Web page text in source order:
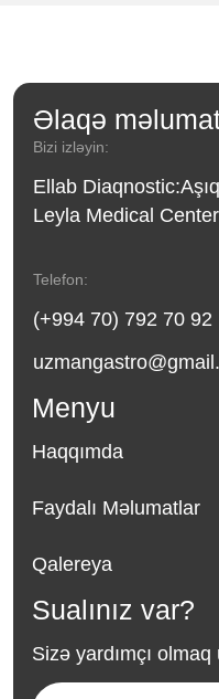
Əlaqə
Bizi izləyin:
Ellab
Leyla Medical
Telefon:
(+994 70) 792 70 92
Menyu
Haqqımda
Faydalı Məlumatlar
Qalereya
Sualınız var?
Sizə yardımçı